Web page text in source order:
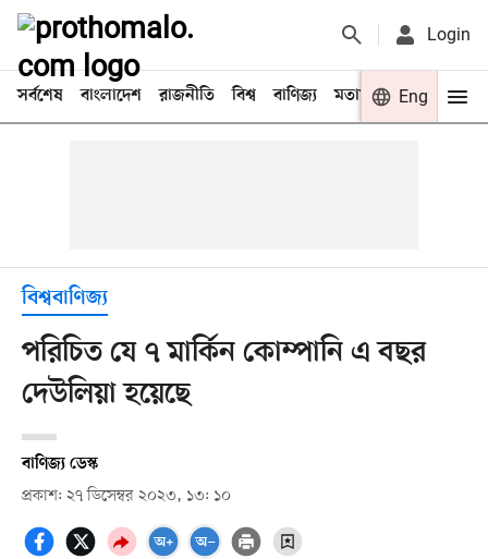
Login
সর্বশেষ বাংলাদেশ রাজনীতি বিশ্ব বাণিজ্য মতামত খেলা
Eng
বিশ্ববাণিজ্য
পরিচিত যে ৭ মার্কিন কোম্পানি এ বছর
দেউলিয়া হয়েছে
বাণিজ্য ডেস্ক
প্রকাশ: ২৭ ডিসেম্বর ২০২৩, ১৩: ১০